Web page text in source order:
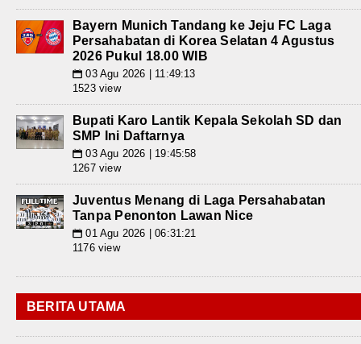
Bayern Munich Tandang ke Jeju FC Laga
Persahabatan di Korea Selatan 4 Agustus
2026 Pukul 18.00 WIB
📅 03 Agu 2026 | 11:49:13
1523 view
Bupati Karo Lantik Kepala Sekolah SD dan
SMP Ini Daftarnya
📅 03 Agu 2026 | 19:45:58
1267 view
Juventus Menang di Laga Persahabatan
Tanpa Penonton Lawan Nice
📅 01 Agu 2026 | 06:31:21
1176 view
BERITA UTAMA